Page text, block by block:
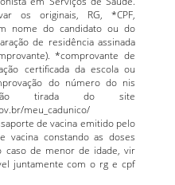
os originais, RG, *CPF,
nome do candidato ou do
de residência assinada
*comprovante de
certificada da escola ou
do número do nis
tirada do site
meu_cadunico/
de vacina emitido pelo
vacina constando as doses
caso de menor de idade, vir
juntamente com o rg e cpf